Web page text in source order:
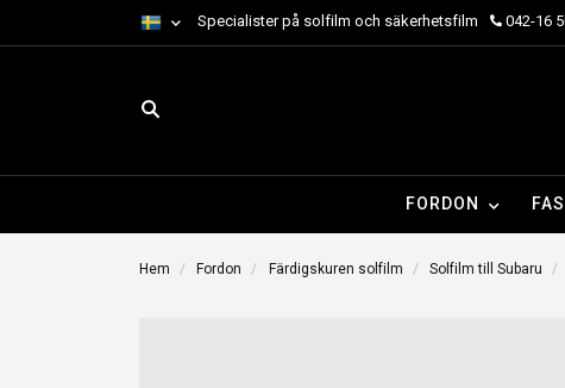
Specialister på solfilm och säkerhetsfilm 042-16
FORDON
Hem Fordon Färdigskuren solfilm Solfilm till Subaru